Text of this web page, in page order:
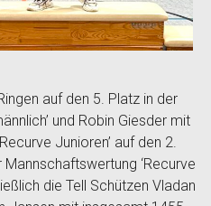
auf den 5. Platz in der
und Robin Giesder mit
Junioren’ auf den 2.
‘Recurve
die Tell Schützen Vladan